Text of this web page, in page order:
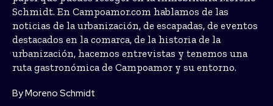
Schmidt. En Campoamor.com hablamos de las
noticias de la urbanización, de escapadas, de eventos
destacados en la comarca, de la historia de la
urbanización, hacemos entrevistas y tenemos una
ruta gastronómica de Campoamor y su entorno.
By Moreno Schmidt